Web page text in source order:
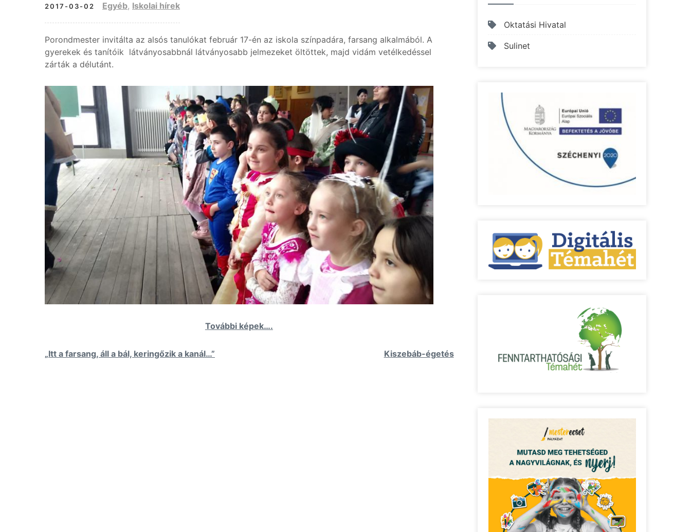
2017-03-02 Egyéb, Iskolai hírek
Porondmester invitálta az alsós tanulókat február 17-én az iskola színpadára, farsang alkalmából. A
gyerekek és tanítóik látványosabbnál látványosabb jelmezeket öltöttek, majd vidám vetélkedéssel
zárták a délutánt.
További képek….
Bejegyzés
„Itt a farsang, áll a bál, keringőzik a kanál…” Kiszebáb-égetés
Oktatási Hivatal
Sulinet